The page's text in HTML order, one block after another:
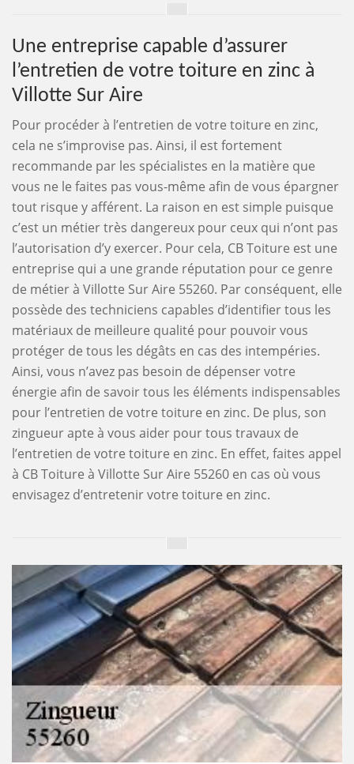
Une entreprise capable d’assurer
l’entretien de votre toiture en zinc à
Villotte Sur Aire
Pour procéder à l’entretien de votre toiture en zinc,
cela ne s’improvise pas. Ainsi, il est fortement
recommande par les spécialistes en la matière que
vous ne le faites pas vous-même afin de vous épargner
tout risque y afférent. La raison en est simple puisque
c’est un métier très dangereux pour ceux qui n’ont pas
l’autorisation d’y exercer. Pour cela, CB Toiture est une
entreprise qui a une grande réputation pour ce genre
de métier à Villotte Sur Aire 55260. Par conséquent, elle
possède des techniciens capables d’identifier tous les
matériaux de meilleure qualité pour pouvoir vous
protéger de tous les dégâts en cas des intempéries.
Ainsi, vous n’avez pas besoin de dépenser votre
énergie afin de savoir tous les éléments indispensables
pour l’entretien de votre toiture en zinc. De plus, son
zingueur apte à vous aider pour tous travaux de
l’entretien de votre toiture en zinc. En effet, faites appel
à CB Toiture à Villotte Sur Aire 55260 en cas où vous
envisagez d’entretenir votre toiture en zinc.